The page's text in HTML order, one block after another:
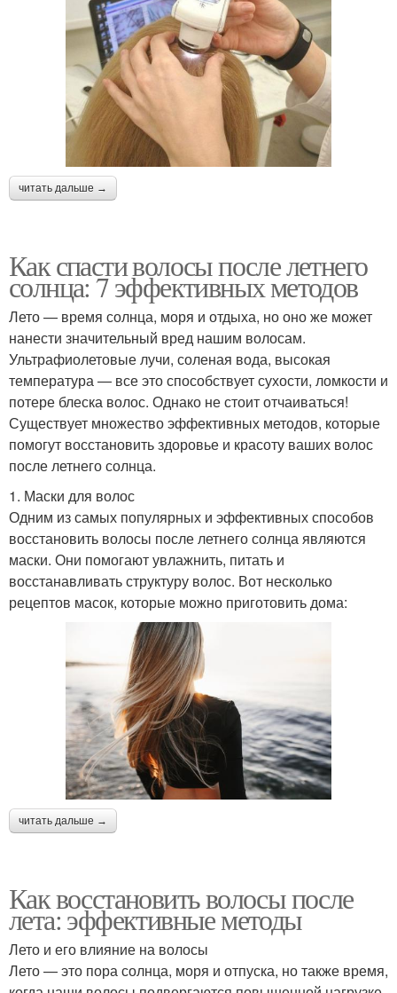
читать дальше →
Как спасти волосы после летнего
солнца: 7 эффективных методов
Лето — время солнца, моря и отдыха, но оно же может
нанести значительный вред нашим волосам.
Ультрафиолетовые лучи, соленая вода, высокая
температура — все это способствует сухости, ломкости и
потере блеска волос. Однако не стоит отчаиваться!
Существует множество эффективных методов, которые
помогут восстановить здоровье и красоту ваших волос
после летнего солнца.
1. Маски для волос
Одним из самых популярных и эффективных способов
восстановить волосы после летнего солнца являются
маски. Они помогают увлажнить, питать и
восстанавливать структуру волос. Вот несколько
рецептов масок, которые можно приготовить дома:
читать дальше →
Как восстановить волосы после
лета: эффективные методы
Лето и его влияние на волосы
Лето — это пора солнца, моря и отпуска, но также время,